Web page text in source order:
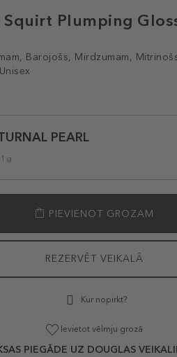
Plumping
Barojošs, Mirdzumam,
PEARL
g
PIEVIENOT GROZAM
REZERVĒT VEIKALĀ
Kur nopirkt?
Ievietot vēlmju grozā
PIEGĀDE UZ DOUGLAS